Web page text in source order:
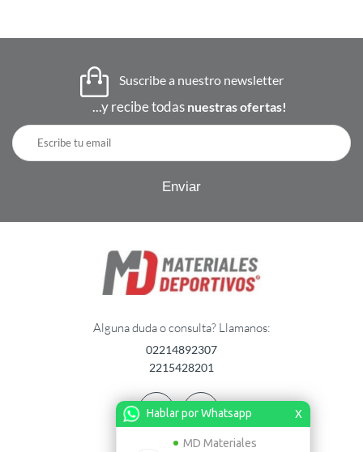
Hablar por Whatsapp X
MD Materiales
Suscribe a nuestro newsletter
...y recibe todas nuestras ofertas!
Alguna duda o consulta? Llamanos:
02214892307
2215428201